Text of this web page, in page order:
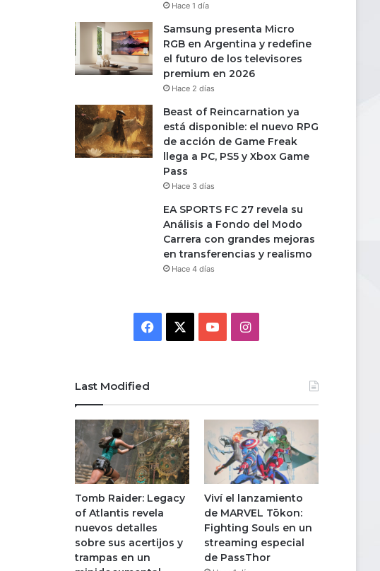
Hace 1 día
Samsung presenta Micro
RGB en Argentina y redefine
el futuro de los televisores
premium en 2026
Hace 2 días
Beast of Reincarnation ya
está disponible: el nuevo RPG
de acción de Game Freak
llega a PC, PS5 y Xbox Game
Pass
Hace 3 días
EA SPORTS FC 27 revela su
Análisis a Fondo del Modo
Carrera con grandes mejoras
en transferencias y realismo
Hace 4 días
Facebook YouTubeInstagram
Last Modified
Tomb Raider: Legacy
of Atlantis revela
nuevos detalles
sobre sus acertijos y
trampas en un
Viví el lanzamiento
de MARVEL Tōkon:
Fighting Souls en un
streaming especial
de PassThor